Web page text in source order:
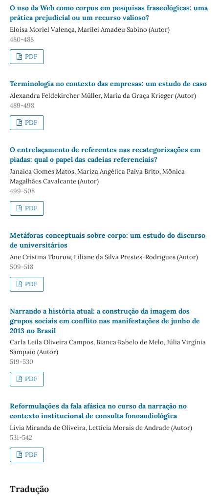
O uso da Web como corpus em pesquisas fraseológicas: uma
prática prejudicial ou um recurso valioso?
Eloísa Moriel Valença, Marilei Amadeu Sabino (Autor)
480-488
PDF
Terminologia no contexto das empresas: um estudo de caso
Alexandra Feldekircher Müller, Maria da Graça Krieger (Autor)
489-498
PDF
O entrelaçamento de referentes nas recategorizações em
piadas: qual o papel das cadeias referenciais?
Janaica Gomes Matos, Mariza Angélica Paiva Brito, Mônica
Magalhães Cavalcante (Autor)
499-508
PDF
Metáforas conceptuais sobre corpo: um estudo do discurso
de universitários
Ane Cristina Thurow, Liliane da Silva Prestes-Rodrigues (Autor)
509-518
PDF
Narrando a história atual: a construção da imagem dos
grupos sociais em conflito nas manifestações de junho de
2013 no Brasil
Carla Leila Oliveira Campos, Bianca Rabelo de Melo, Júlia Virgínia
Sampaio (Autor)
519-530
PDF
Reformulações da fala afásica no curso da narração no
contexto institucional de consulta fonoaudiológica
Lívia Miranda de Oliveira, Lettícia Morais de Andrade (Autor)
531-542
PDF
Tradução